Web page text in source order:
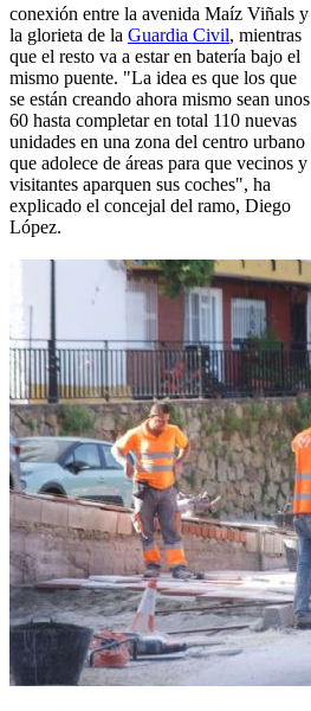
conexión entre la avenida Maíz Viñals y
la glorieta de la Guardia Civil, mientras
que el resto va a estar en batería bajo el
mismo puente. "La idea es que los que
se están creando ahora mismo sean unos
60 hasta completar en total 110 nuevas
unidades en una zona del centro urbano
que adolece de áreas para que vecinos y
visitantes aparquen sus coches", ha
explicado el concejal del ramo, Diego
López.